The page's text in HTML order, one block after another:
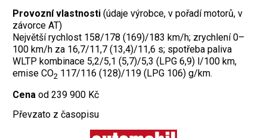
Provozní vlastnosti (údaje výrobce, v pořadí motorů, v
závorce AT)
Největší rychlost 158/178 (169)/183 km/h; zrychlení 0–
100 km/h za 16,7/11,7 (13,4)/11,6 s; spotřeba paliva
WLTP kombinace 5,2/5,1 (5,7)/5,3 (LPG 6,9) l/100 km,
emise CO2 117/116 (128)/119 (LPG 106) g/km.
Cena od 239 900 Kč
Převzato z časopisu